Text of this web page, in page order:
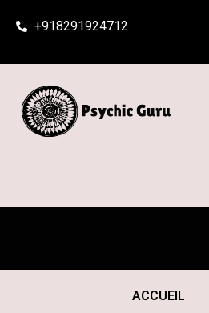
+918291924712
ACCUEIL